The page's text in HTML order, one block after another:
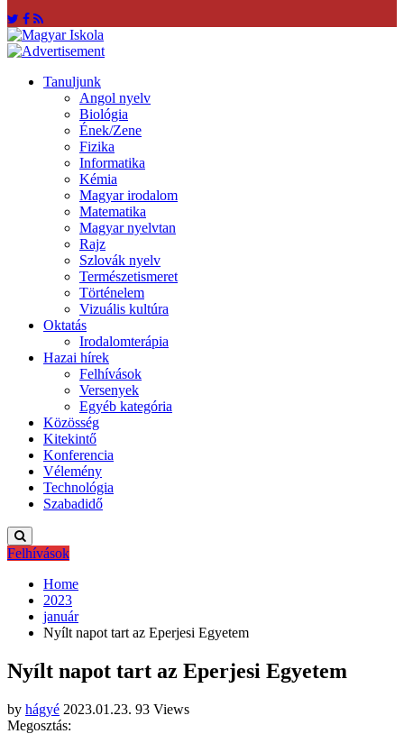
Tanuljunk
Angol nyelv
Biológia
Ének/Zene
Fizika
Informatika
Kémia
Magyar irodalom
Matematika
Magyar nyelvtan
Rajz
Szlovák nyelv
Természetismeret
Történelem
Vizuális kultúra
Oktatás
Irodalomterápia
Hazai hírek
Felhívások
Versenyek
Egyéb kategória
Közösség
Kitekintő
Konferencia
Vélemény
Technológia
Szabadidő
Felhívások
Home
2023
január
Nyílt napot tart az Eperjesi Egyetem
Nyílt napot tart az Eperjesi Egyetem
by hágyé 2023.01.23. 93 Views
Megosztás: